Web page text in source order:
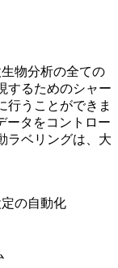
物分析の全ての
するためのシャー
行うことができま
ータをコントロー
ラベリングは、大
の自動化